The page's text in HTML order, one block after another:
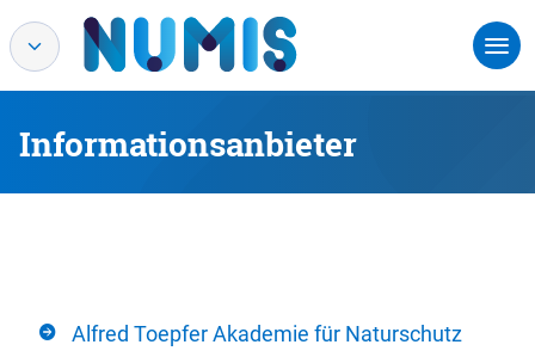
Informationsanbieter
Alfred Toepfer Akademie für Naturschutz